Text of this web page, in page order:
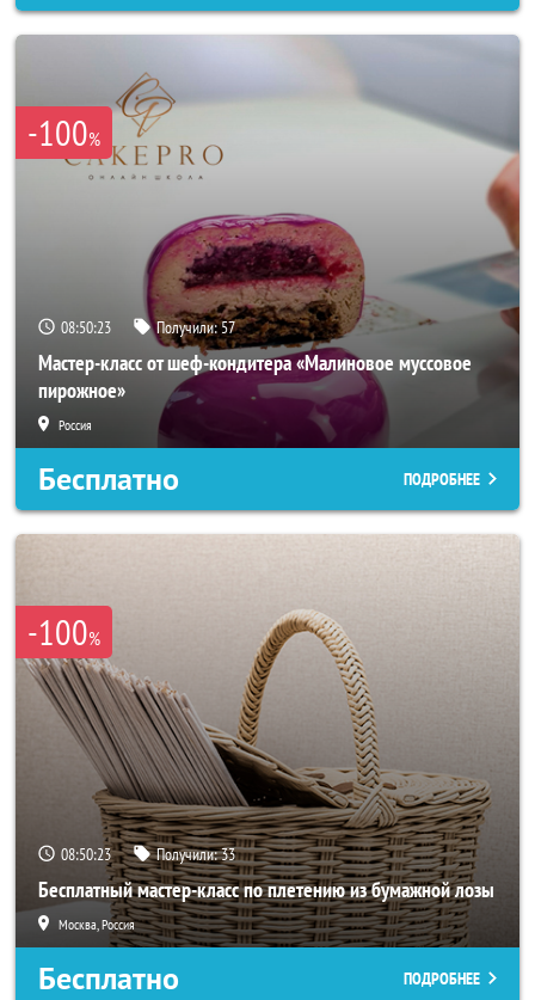
-100%
08:50:21 Получили:57
Мастер-класс от шеф-кондитера «Малиновое муссовое
пирожное»
Россия
Бесплатно ПОДРОБНЕЕ
-100%
08:50:21 Получили:33
Бесплатный мастер-класс по плетению из бумажной лозы
Москва, Россия
Бесплатно ПОДРОБНЕЕ